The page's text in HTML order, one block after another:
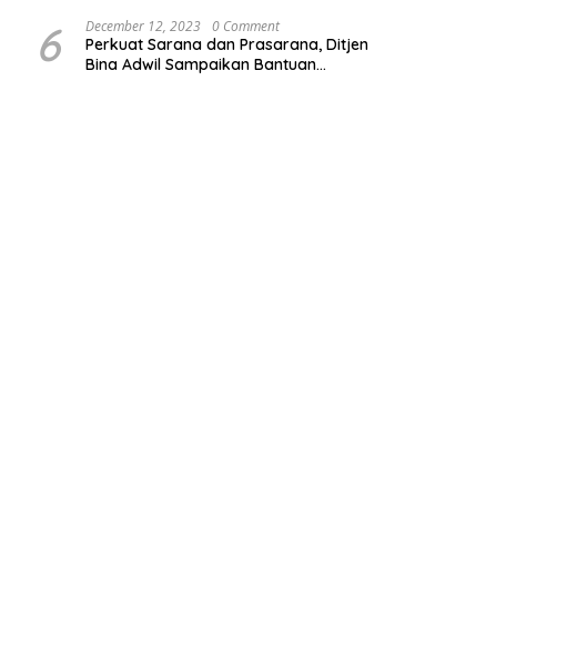
6 December 12, 2023 0 Comment
Perkuat Sarana dan Prasarana, Ditjen
Bina Adwil Sampaikan Bantuan